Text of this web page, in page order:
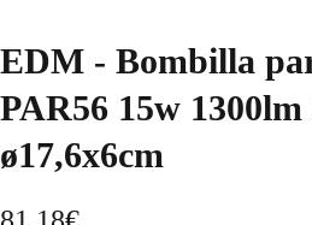
EDM - Bombilla
PAR56 15w
ø17,6x6cm